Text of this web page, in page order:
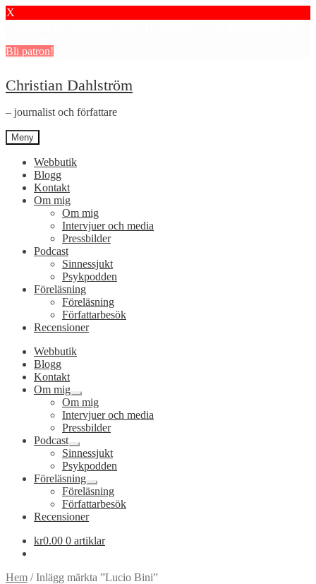
X
Bli patron!
Hoppa
till
navigering
Hoppa
till
innehåll
Christian Dahlström
– journalist och författare
Meny
Webbutik
Blogg
Kontakt
Om mig
Om mig
Intervjuer och media
Pressbilder
Podcast
Sinnessjukt
Psykpodden
Föreläsning
Föreläsning
Författarbesök
Recensioner
Webbutik
Blogg
Kontakt
Om mig
Expandera
undermeny
Om mig
Intervjuer och media
Pressbilder
Podcast
Expandera
undermeny
Sinnessjukt
Psykpodden
Föreläsning
Expandera
undermeny
Föreläsning
Författarbesök
Recensioner
kr0.00 0 artiklar
Hem /Inlägg märkta ”Lucio Bini”